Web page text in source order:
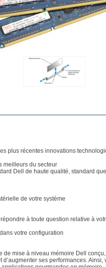
plus récentes innovations
meilleurs du secteur
Dell de haute qualité, standard
de votre système
à toute question relative à
votre configuration
de mise à niveau mémoire Dell
ses performances.